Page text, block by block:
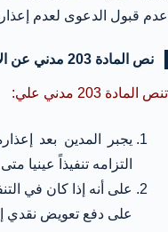
عدم قبول الدعوى لعدم
نص المادة 203 مدني عن الاعذار
تنص المادة 203 مدني علي:
التزامه تنفيذاً عينيا
على أنه إذا كان في
على دفع تعويض نقدي